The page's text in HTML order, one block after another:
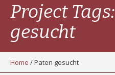
Project Tags:
gesucht
Home /Paten gesucht